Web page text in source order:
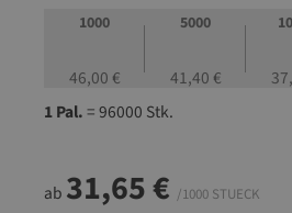
1000
46,00 €
5000
41,40 €
1 Pal.= 96000 Stk.
ab 31,65 € /1000 STUECK